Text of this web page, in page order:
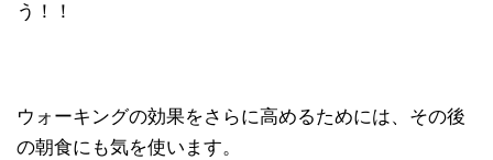
う！！
ウォーキングの効果をさらに高めるためには、その後
の朝食にも気を使います。